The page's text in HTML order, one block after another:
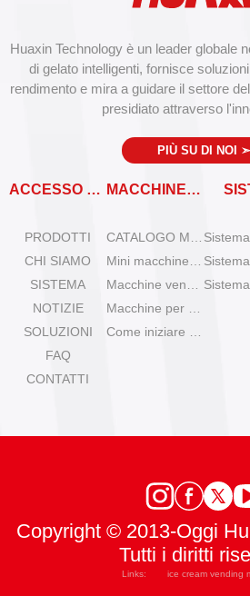
Huaxin Technology è un leader globale
di gelato intelligenti, fornisce
rendimento e mira a guidare il settore
presidiato attraverso
PIÙ SU DI NOI ➣
ACCESSO RAPIDO
PRODOTTI
CHI SIAMO
SISTEMA
NOTIZIE
SOLUZIONI
FAQ
CONTATTI
MACCHINE VENDITRICI
Copyright © 2013-Oggi
Tutti i diritti
Links: ice cream vending